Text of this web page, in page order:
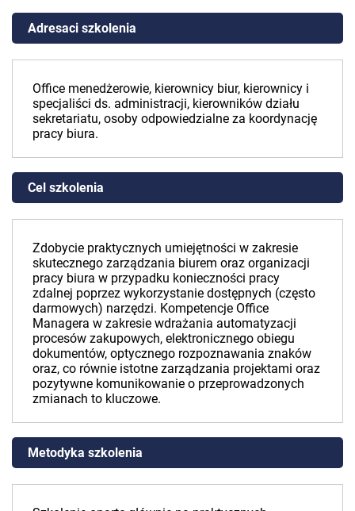
Adresaci szkolenia
Office menedżerowie, kierownicy biur, kierownicy i
specjaliści ds. administracji, kierowników działu
sekretariatu, osoby odpowiedzialne za koordynację
pracy biura.
Cel szkolenia
Zdobycie praktycznych umiejętności w zakresie
skutecznego zarządzania biurem oraz organizacji
pracy biura w przypadku konieczności pracy
zdalnej poprzez wykorzystanie dostępnych (często
darmowych) narzędzi. Kompetencje Office
Managera w zakresie wdrażania automatyzacji
procesów zakupowych, elektronicznego obiegu
dokumentów, optycznego rozpoznawania znaków
oraz, co równie istotne zarządzania projektami oraz
pozytywne komunikowanie o przeprowadzonych
zmianach to kluczowe.
Metodyka szkolenia